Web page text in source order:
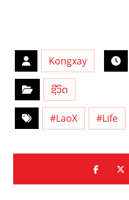
Kongxay
ຊີວິດ
#LaoX #Life